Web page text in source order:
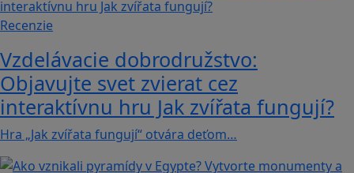
Recenzie
Vzdelávacie dobrodružstvo:
Objavujte svet zvierat cez
interaktívnu hru Jak zvířata fungují?
Hra „Jak zvířata fungují“ otvára deťom…